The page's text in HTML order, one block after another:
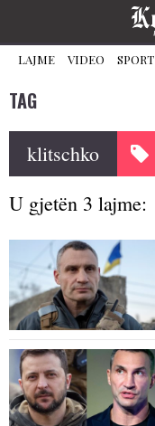
LAJME VIDEO SPORT
TAG
klitschko
U gjetën 3 lajme: